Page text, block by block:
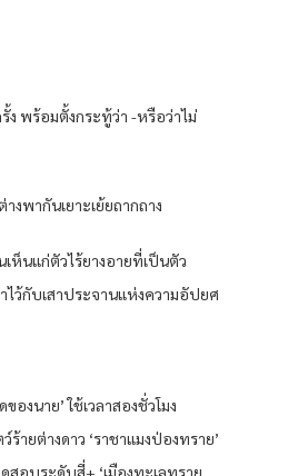
ง พร้อมตั้งกระทู้ว่า -หรือว่าไม่
งพากันเยาะเย้ยถากถาง
นแก่ตัวไร้ยางอายที่เป็นตัว
ไว้กับเสาประจานแห่งความอัปยศ
งนาย’ ใช้เวลาสองชั่วโมง
ายต่างดาว ‘ราชาแมงป่องทราย’
อบระดับสี่+ ‘เมืองทะเลทราย